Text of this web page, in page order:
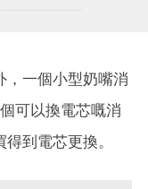
，一個小型奶嘴消
可以換電芯嘅消
到電芯更換。